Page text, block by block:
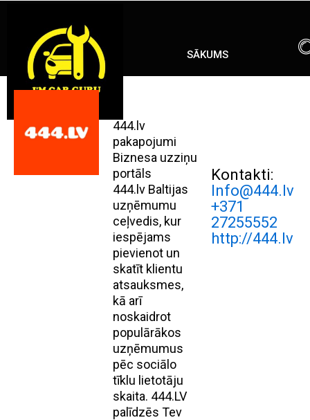
SĀKUMS
444.lv
pakapojumi
Biznesa uzziņu
portāls
444.lv Baltijas
uzņēmumu
ceļvedis, kur
iespējams
pievienot un
skatīt klientu
atsauksmes,
kā arī
noskaidrot
populārākos
uzņēmumus
pēc sociālo
tīklu lietotāju
skaita. 444.LV
palīdzēs Tev
Kontakti:
Info@444.lv
+371
27255552
http://444.lv